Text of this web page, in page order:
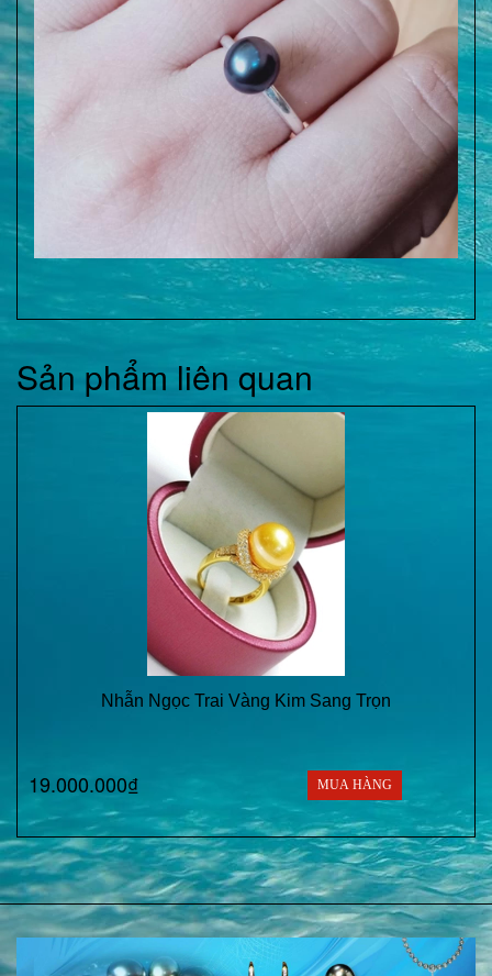
Sản phẩm liên quan
Nhẫn Ngọc Trai Vàng Kim Sang Trọn
19.000.000₫ MUA HÀNG